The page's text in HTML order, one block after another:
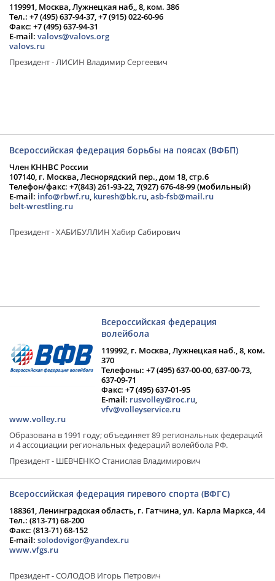
119991, Москва, Лужнецкая наб,, 8, ком. 386
Тел.: +7 (495) 637-94-37, +7 (915) 022-60-96
Факс: +7 (495) 637-94-31
E-mail: valovs@valovs.org
valovs.ru
Президент - ЛИСИН Владимир Сергеевич
Всероссийская федерация борьбы на поясах (ВФБП)
Член КННВС России
107140, г. Москва, Леснорядский пер., дом 18, стр.6
Телефон/факс: +7(843) 261-93-22, 7(927) 676-48-99 (мобильный)
E-mail: info@rbwf.ru, kuresh@bk.ru,asb-fsb@mail.ru
belt-wrestling.ru
Президент - ХАБИБУЛЛИН Хабир Сабирович
Всероссийская федерация
волейбола
119992, г. Москва, Лужнецкая наб., 8, ком.
370
Телефоны: +7 (495) 637-00-00, 637-00-73,
637-09-71
Факс: +7 (495) 637-01-95
E-mail: rusvolley@roc.ru,
vfv@volleyservice.ru
www.volley.ru
Образована в 1991 году; объединяет 89 региональных федераций
и 4 ассоциации региональных федераций волейбола РФ.
Президент - ШЕВЧЕНКО Станислав Владимирович
Всероссийская федерация гиревого спорта (ВФГС)
188361, Ленинградская область, г. Гатчина, ул. Карла Маркса, 44
Тел.: (813-71) 68-200
Факс: (813-71) 68-152
E-mail: solodovigor@yandex.ru
www.vfgs.ru
Президент - СОЛОДОВ Игорь Петрович